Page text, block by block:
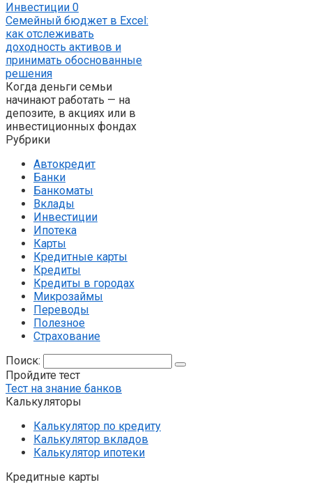
Инвестиции 0
Семейный бюджет в Excel:
как отслеживать
доходность активов и
принимать обоснованные
решения
Когда деньги семьи
начинают работать — на
депозите, в акциях или в
инвестиционных фондах
Рубрики
Автокредит
Банки
Банкоматы
Вклады
Инвестиции
Ипотека
Карты
Кредитные карты
Кредиты
Кредиты в городах
Микрозаймы
Переводы
Полезное
Страхование
Поиск:
Пройдите тест
Тест на знание банков
Калькуляторы
Калькулятор по кредиту
Калькулятор вкладов
Калькулятор ипотеки
Кредитные карты